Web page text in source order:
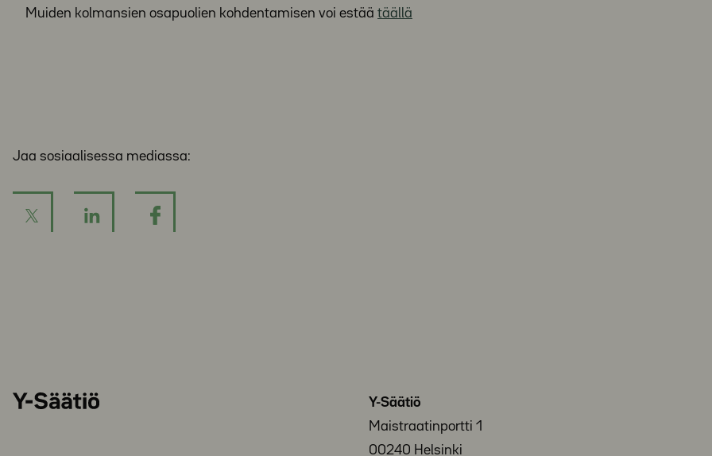
Muiden kolmansien osapuolien kohdentamisen voi estää täällä
Jaa sosiaalisessa mediassa:
Y-
Y-Säätiö
Maistraatinportti 1
00240 Helsinki